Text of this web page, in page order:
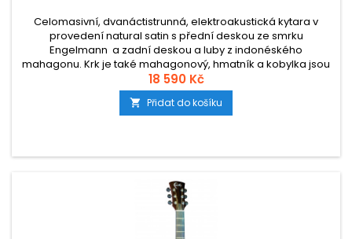
Celomasivní, dvanáctistrunná, elektroakustická kytara v
provedení natural satin s přední deskou ze smrku
Engelmann a zadní deskou a luby z indonéského
mahagonu. Krk je také mahagonový, hmatník a kobylka jsou
vyrobeny z indonéského ebenu. Nástroj je osazen značkovou
elektronikou Fishman Presys1 (Isys-T).
18 590 Kč
 Přidat do košíku